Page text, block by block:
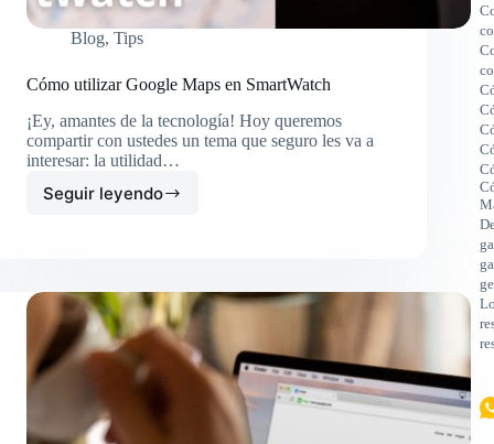
Blog,Tips
Cómo utilizar Google Maps en SmartWatch
¡Ey, amantes de la tecnología! Hoy queremos
compartir con ustedes un tema que seguro les va a
interesar: la utilidad…
Seguir leyendo
Cómo
SmartWatch